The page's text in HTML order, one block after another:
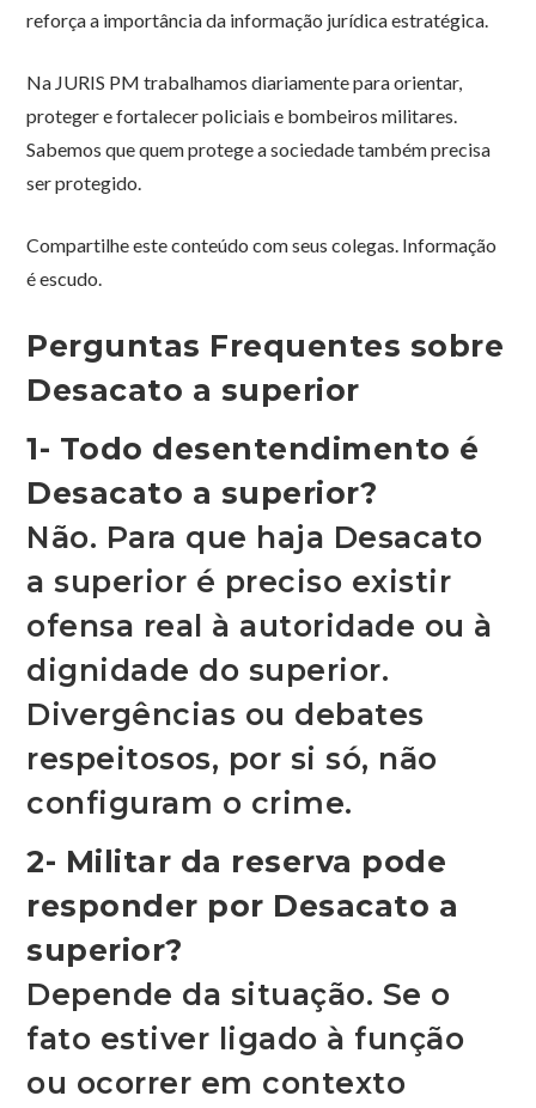
reforça a importância da informação jurídica estratégica.
Na JURIS PM trabalhamos diariamente para orientar,
proteger e fortalecer policiais e bombeiros militares.
Sabemos que quem protege a sociedade também precisa
ser protegido.
Compartilhe este conteúdo com seus colegas. Informação
é escudo.
Perguntas Frequentes sobre
Desacato a superior
1- Todo desentendimento é
Desacato a superior?
Não. Para que haja Desacato
a superior é preciso existir
ofensa real à autoridade ou à
dignidade do superior.
Divergências ou debates
respeitosos, por si só, não
configuram o crime.
2- Militar da reserva pode
responder por Desacato a
superior?
Depende da situação. Se o
fato estiver ligado à função
ou ocorrer em contexto